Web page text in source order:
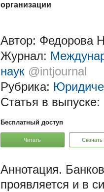
организации
Автор: Федорова
Журнал:
наук @intjournal
Рубрика:
Статья в выпуске:
Бесплатный доступ
Читать Скачать
проявляется и в